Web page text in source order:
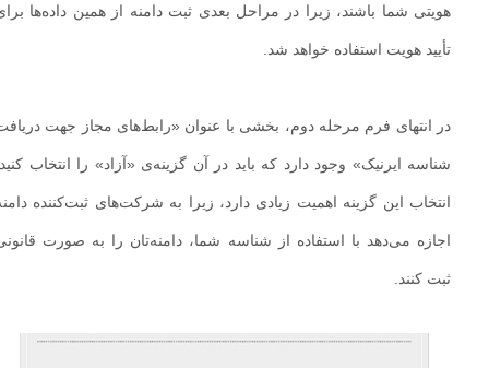
هویتی شما باشند، زیرا در مراحل بعدی ثبت دامنه از همین داده‌ها برای
تأیید هویت استفاده خواهد شد.
در انتهای فرم مرحله دوم، بخشی با عنوان «رابط‌های مجاز جهت دریافت
شناسه ایرنیک» وجود دارد که باید در آن گزینه‌ی «آزاد» را انتخاب کنید.
انتخاب این گزینه اهمیت زیادی دارد، زیرا به شرکت‌های ثبت‌کننده دامنه
اجازه می‌دهد با استفاده از شناسه شما، دامنه‌تان را به‌ صورت قانونی
ثبت کنند.